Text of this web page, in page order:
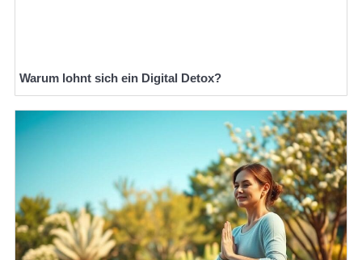
Warum lohnt sich ein Digital Detox?